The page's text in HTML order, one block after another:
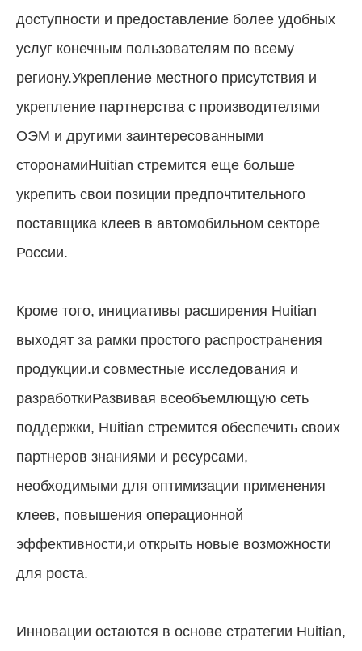
доступности и предоставление более удобных
услуг конечным пользователям по всему
региону.Укрепление местного присутствия и
укрепление партнерства с производителями
ОЭМ и другими заинтересованными
сторонамиHuitian стремится еще больше
укрепить свои позиции предпочтительного
поставщика клеев в автомобильном секторе
России.
Кроме того, инициативы расширения Huitian
выходят за рамки простого распространения
продукции.и совместные исследования и
разработкиРазвивая всеобъемлющую сеть
поддержки, Huitian стремится обеспечить своих
партнеров знаниями и ресурсами,
необходимыми для оптимизации применения
клеев, повышения операционной
эффективности,и открыть новые возможности
для роста.
Инновации остаются в основе стратегии Huitian,